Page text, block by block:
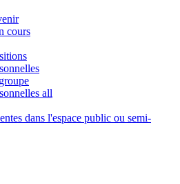
cours
all
dans l'espace public ou semi-